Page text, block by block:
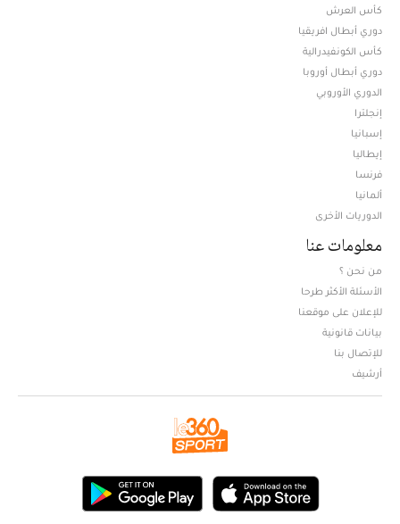
كأس العرش
دوري أبطال افريقيا
كأس الكونفيدرالية
دوري أبطال أوروبا
الدوري الأوروبي
إنجلترا
إسبانيا
إيطاليا
فرنسا
ألمانيا
الدوريات الأخرى
معلومات عنا
من نحن ؟
الأسئلة الأكثر طرحا
للإعلان على موقعنا
بيانات قانونية
للإتصال بنا
أرشيف